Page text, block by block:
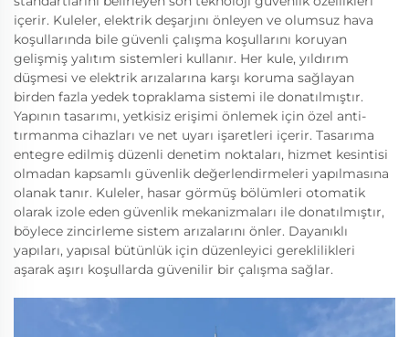
içerir. Kuleler, elektrik deşarjını önleyen ve olumsuz hava
koşullarında bile güvenli çalışma koşullarını koruyan
gelişmiş yalıtım sistemleri kullanır. Her kule, yıldırım
düşmesi ve elektrik arızalarına karşı koruma sağlayan
birden fazla yedek topraklama sistemi ile donatılmıştır.
Yapının tasarımı, yetkisiz erişimi önlemek için özel anti-
tırmanma cihazları ve net uyarı işaretleri içerir. Tasarıma
entegre edilmiş düzenli denetim noktaları, hizmet kesintisi
olmadan kapsamlı güvenlik değerlendirmeleri yapılmasına
olanak tanır. Kuleler, hasar görmüş bölümleri otomatik
olarak izole eden güvenlik mekanizmaları ile donatılmıştır,
böylece zincirleme sistem arızalarını önler. Dayanıklı
yapıları, yapısal bütünlük için düzenleyici gereklilikleri
aşarak aşırı koşullarda güvenilir bir çalışma sağlar.